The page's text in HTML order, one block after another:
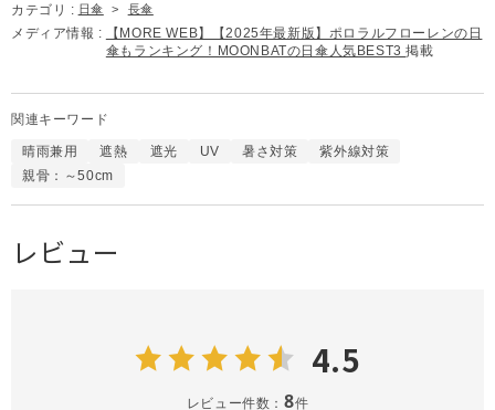
カテゴリ : 日傘 > 長傘
メディア情報 :
【MORE WEB】【2025年最新版】ポロラルフローレンの日
傘もランキング！MOONBATの日傘人気BEST3掲載
関連キーワード
晴雨兼用 遮熱 遮光 UV 暑さ対策
紫外線対策
親骨：～50cm
レビュー
4.5
レビュー件数： 8件